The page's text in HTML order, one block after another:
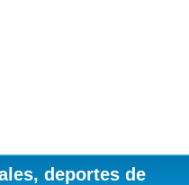
deportes de